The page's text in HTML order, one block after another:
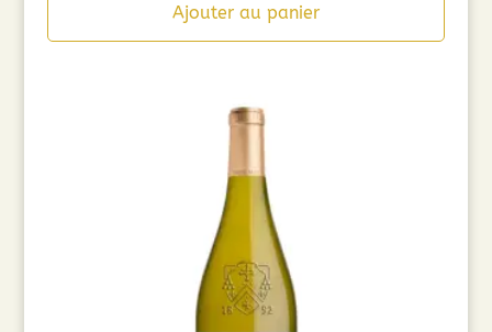
Ajouter au panier